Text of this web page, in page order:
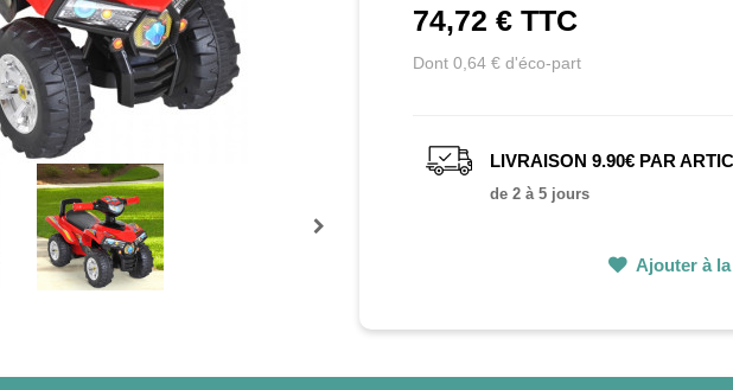
74,72 € TTC
Dont 0,64 € d'éco-part
LIVRAISON 9.90€ PAR
de 2 à 5 jours
Ajouter à